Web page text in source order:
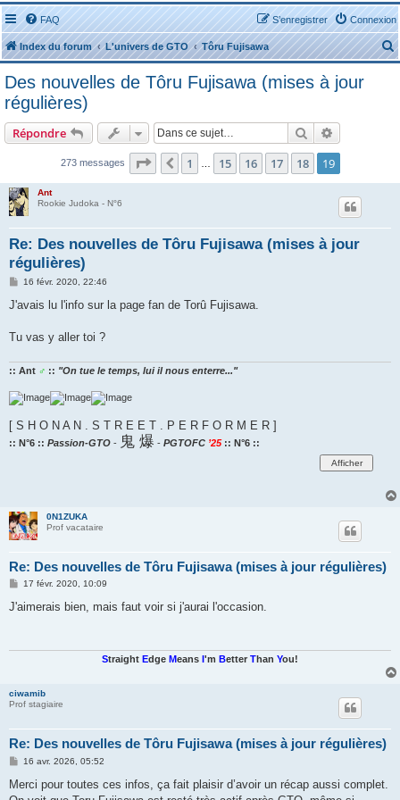
FAQ Connexion
S’enregistrer
Index du forum L'univers de GTO Tôru Fujisawa
e
Des nouvelles de Tôru Fujisawa (mises à jour
régulières)
Répondre Rechercher
273 messages Page 19 sur 19
Précédente
1 15 16 17 18 19
Ant
Rookie Judoka - N°6
Re: Des nouvelles de Tôru Fujisawa (mises à jour
régulières)
M
s
g
16 févr. 2020, 22:46
J'avais lu l'info sur la page fan de Torû Fujisawa.
Tu vas y aller toi ?
:: Ant ♂ :: "On tue le temps, lui il nous enterre..."
[ S H O N A N . S T R E E T . P E R F O R M E R ]
:: N°6 :: Passion-GTO - 鬼 爆 - PGTOFC ’25 :: N°6 ::
0N1ZUKA
Prof vacataire
Re: Des nouvelles de Tôru Fujisawa (mises à jour régulières)
M
s
17 févr. 2020, 10:09
J'aimerais bien, mais faut voir si j'aurai l'occasion.
Straight Edge Means I'm Better Than You!
ciwamib
Prof stagiaire
Re: Des nouvelles de Tôru Fujisawa (mises à jour régulières)
M
s
16 avr. 2026, 05:52
Merci pour toutes ces infos, ça fait plaisir d’avoir un récap aussi complet.